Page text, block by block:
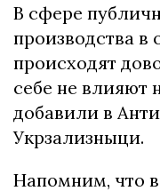
В сфере
производства в
происходят
себе не влияют
добавили в
Укрзализныци.
Напомним, что